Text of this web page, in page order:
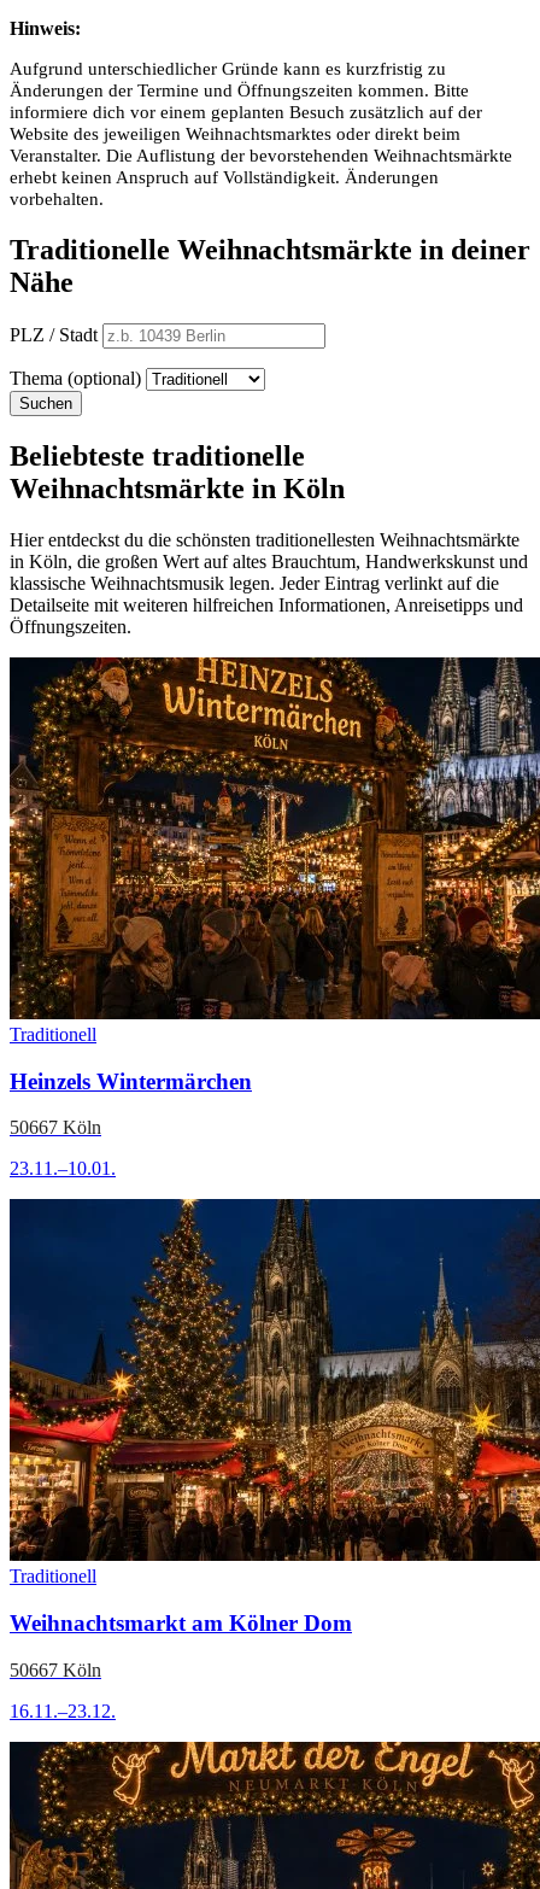
Hinweis:
Aufgrund unterschiedlicher Gründe kann es kurzfristig zu
Änderungen der Termine und Öffnungszeiten kommen. Bitte
informiere dich vor einem geplanten Besuch zusätzlich auf der
Website des jeweiligen Weihnachtsmarktes oder direkt beim
Veranstalter. Die Auflistung der bevorstehenden Weihnachtsmärkte
erhebt keinen Anspruch auf Vollständigkeit. Änderungen
vorbehalten.
Traditionelle Weihnachtsmärkte in deiner
Nähe
PLZ / Stadt
Thema (optional)
Suchen
Beliebteste traditionelle
Weihnachtsmärkte in Köln
Hier entdeckst du die schönsten traditionellesten Weihnachtsmärkte
in Köln, die großen Wert auf altes Brauchtum, Handwerkskunst und
klassische Weihnachtsmusik legen. Jeder Eintrag verlinkt auf die
Detailseite mit weiteren hilfreichen Informationen, Anreisetipps und
Öffnungszeiten.
Traditionell
Heinzels Wintermärchen
50667 Köln
23.11.–10.01.
Traditionell
Weihnachtsmarkt am Kölner Dom
50667 Köln
16.11.–23.12.